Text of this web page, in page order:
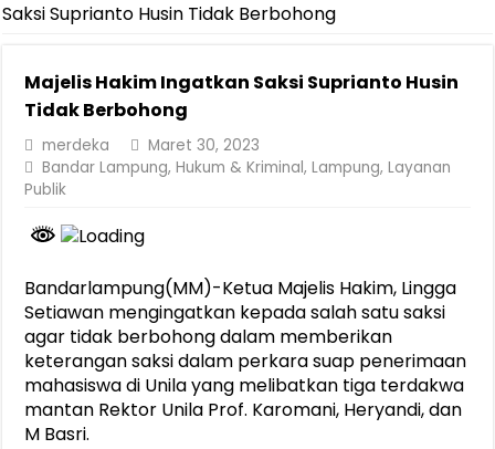
Saksi Suprianto Husin Tidak Berbohong
Majelis Hakim Ingatkan Saksi Suprianto Husin
Tidak Berbohong
merdeka
Maret 30, 2023
Bandar Lampung,Hukum & Kriminal,Lampung,Layanan
Publik
Bandarlampung(MM)-Ketua Majelis Hakim, Lingga
Setiawan mengingatkan kepada salah satu saksi
agar tidak berbohong dalam memberikan
keterangan saksi dalam perkara suap penerimaan
mahasiswa di Unila yang melibatkan tiga terdakwa
mantan Rektor Unila Prof. Karomani, Heryandi, dan
M Basri.